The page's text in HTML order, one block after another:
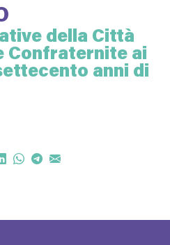
della Città
Confraternite ai
anni di